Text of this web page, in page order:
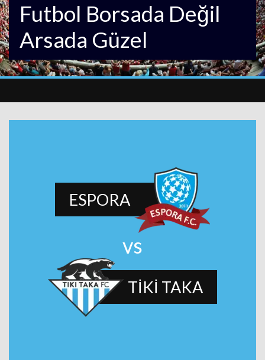
Futbol Borsada Değil
Arsada Güzel
ESPORA
vs
TİKİ TAKA